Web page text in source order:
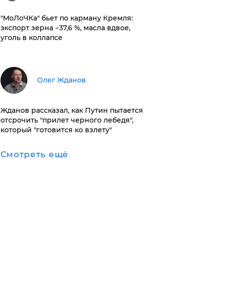
​"МоЛоЧКа" бьет по карману Кремля:
экспорт зерна −37,6 %, масла вдвое,
уголь в коллапсе
Олег Жданов
Жданов рассказал, как Путин пытается
отсрочить "прилет черного лебедя",
который "готовится ко взлету"
Смотреть ещё